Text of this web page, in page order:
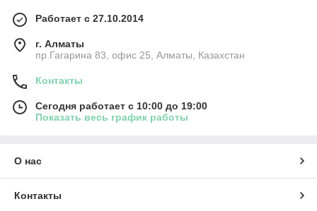
Работает с 27.10.2014
г. Алматы
пр.Гагарина 83, офис 25, Алматы, Казахстан
Контакты
Сегодня работает с 10:00 до 19:00
Показать весь график работы
О нас
Контакты